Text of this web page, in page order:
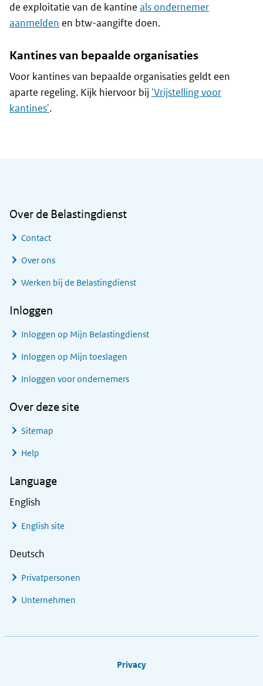
de exploitatie van de kantine als ondernemer
aanmelden en btw-aangifte doen.
Kantines van bepaalde organisaties
Voor kantines van bepaalde organisaties geldt een
aparte regeling. Kijk hiervoor bij 'Vrijstelling voor
kantines'.
Over de Belastingdienst
Contact
Over ons
Werken bij de Belastingdienst
Inloggen
Inloggen op Mijn Belastingdienst
Inloggen op Mijn toeslagen
Inloggen voor ondernemers
Over deze site
Sitemap
Help
Language
English
English site
Deutsch
Privatpersonen
Unternehmen
Privacy